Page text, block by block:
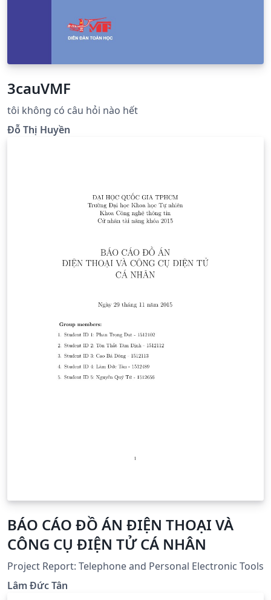
3cauVMF
tôi không có câu hỏi nào hết
Đỗ Thị Huyền
BÁO CÁO ĐỒ ÁN ĐIỆN THOẠI VÀ
CÔNG CỤ ĐIỆN TỬ CÁ NHÂN
Project Report: Telephone and Personal Electronic Tools
Lâm Đức Tân